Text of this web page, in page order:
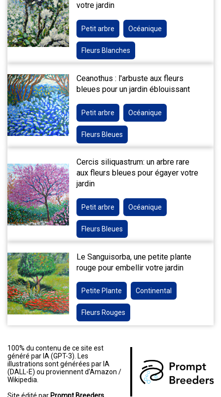
votre jardin
Petit arbre Océanique
Fleurs Blanches
Ceanothus : l'arbuste aux fleurs
bleues pour un jardin éblouissant
Petit arbre Océanique
Fleurs Bleues
Cercis siliquastrum: un arbre rare
aux fleurs bleues pour égayer votre
jardin
Petit arbre Océanique
Fleurs Bleues
Le Sanguisorba, une petite plante
rouge pour embellir votre jardin
Petite Plante Continental
Fleurs Rouges
100% du contenu de ce site est
généré par IA (GPT-3). Les
illustrations sont générées par IA
(DALL-E) ou proviennent d'Amazon /
Wikipedia.